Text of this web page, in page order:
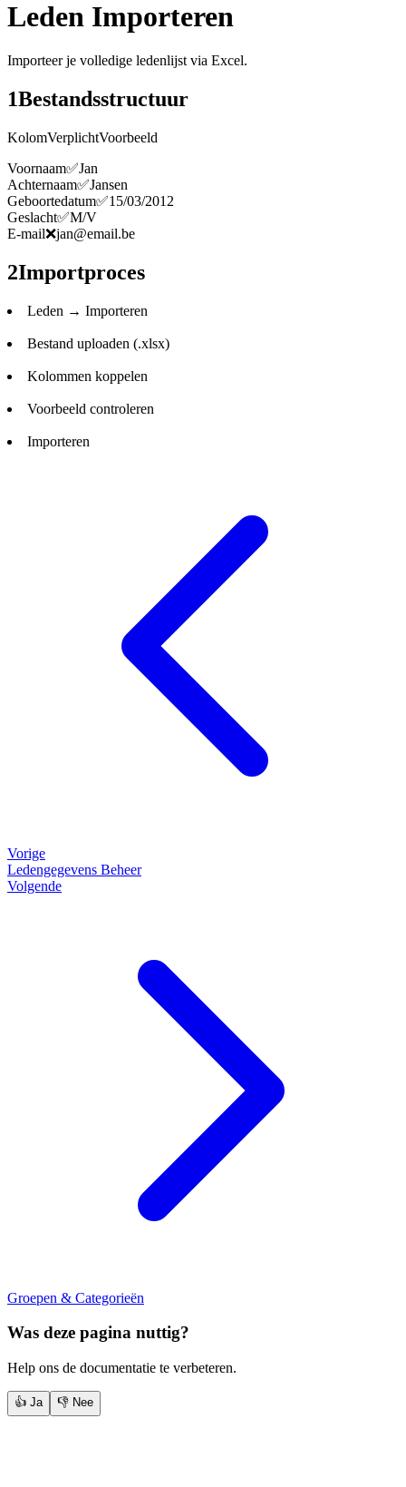
Leden Importeren
Importeer je volledige ledenlijst via Excel.
1Bestandsstructuur
KolomVerplichtVoorbeeld
Voornaam✅Jan
Achternaam✅Jansen
Geboortedatum✅15/03/2012
Geslacht✅M/V
E-mail❌jan@email.be
2Importproces
Leden → Importeren
Bestand uploaden (.xlsx)
Kolommen koppelen
Voorbeeld controleren
Importeren
Vorige
Ledengegevens Beheer
Volgende
Groepen & Categorieën
Was deze pagina nuttig?
Help ons de documentatie te verbeteren.
👍 Ja 👎 Nee